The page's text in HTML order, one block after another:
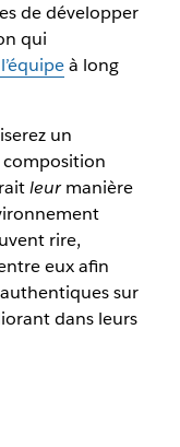
de développer
qui
à long
un
leurmanière
rire,
eux afin
sur
dans leurs